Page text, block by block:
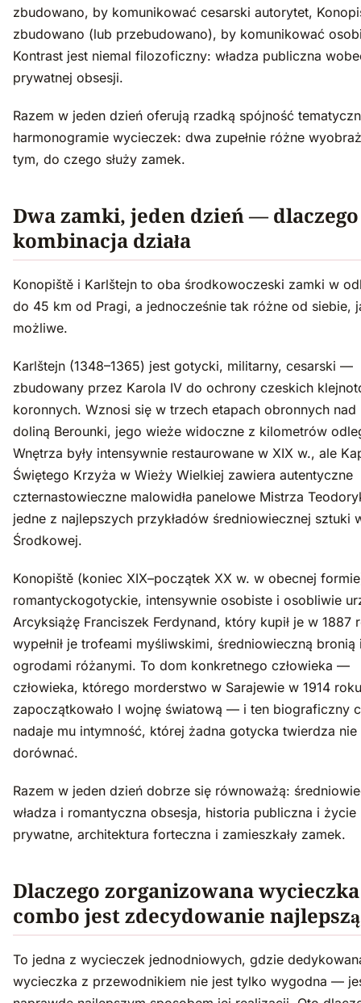
zbudowano, by komunikować cesarski autorytet,
zbudowano (lub przebudowano), by komunikować
Kontrast jest niemal filozoficzny: władza publiczna
prywatnej obsesji.
Razem w jeden dzień oferują rzadką spójność
harmonogramie wycieczek: dwa zupełnie różne
tym, do czego służy zamek.
Dwa zamki, jeden dzień —
kombinacja działa
Konopiště i Karlštejn to oba środkowoczeski zamki w
do 45 km od Pragi, a jednocześnie tak różne od siebie,
możliwe.
Karlštejn (1348–1365) jest gotycki, militarny, cesarski —
zbudowany przez Karola IV do ochrony czeskich
koronnych. Wznosi się w trzech etapach obronnych nad
doliną Berounki, jego wieże widoczne z kilometrów
Wnętrza były intensywnie restaurowane w XIX w., ale
Świętego Krzyża w Wieży Wielkiej zawiera autentyczne
czternastowieczne malowidła panelowe Mistrza
jedne z najlepszych przykładów średniowiecznej sztuki
Środkowej.
Konopiště (koniec XIX–początek XX w. w obecnej
romantyckogotyckie, intensywnie osobiste i osobliwie
Arcyksiążę Franciszek Ferdynand, który kupił je w 1887
wypełnił je trofeami myśliwskimi, średniowieczną bronią
ogrodami różanymi. To dom konkretnego człowieka —
człowieka, którego morderstwo w Sarajewie w 1914 roku
zapoczątkowało I wojnę światową — i ten biograficzny
nadaje mu intymność, której żadna gotycka twierdza nie
dorównać.
Razem w jeden dzień dobrze się równoważą:
władza i romantyczna obsesja, historia publiczna i życie
prywatne, architektura forteczna i zamieszkały zamek.
Dlaczego zorganizowana wycieczka
combo jest zdecydowanie
To jedna z wycieczek jednodniowych, gdzie
wycieczka z przewodnikiem nie jest tylko wygodna —